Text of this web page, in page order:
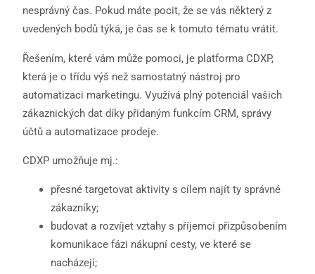
nesprávný čas. Pokud máte pocit, že se vás některý z
uvedených bodů týká, je čas se k tomuto tématu vrátit.
Řešením, které vám může pomoci, je platforma CDXP,
která je o třídu výš než samostatný nástroj pro
automatizaci marketingu. Využívá plný potenciál vašich
zákaznických dat díky přidaným funkcím CRM, správy
účtů a automatizace prodeje.
CDXP umožňuje mj.:
přesné targetovat aktivity s cílem najít ty správné
zákazníky;
budovat a rozvíjet vztahy s příjemci přizpůsobením
komunikace fázi nákupní cesty, ve které se
nacházejí;